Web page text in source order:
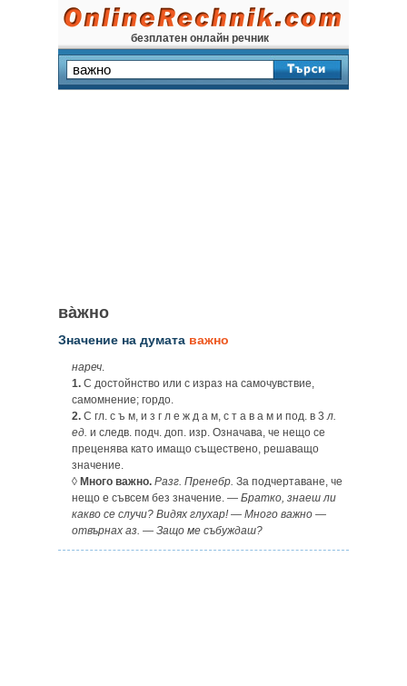
безплатен онлайн речник
ва̀жно
Значение на думата важно
нареч.
1. С достойнство или с израз на самочувствие,
самомнение; гордо.
2. С гл. с ъ м, и з г л е ж д а м, с т а в а м и под. в 3л.
ед. и следв. подч. доп. изр. Означава, че нещо се
преценява като имащо съществено, решаващо
значение.
◊ Много важно. Разг. Пренебр. За подчертаване, че
нещо е съвсем без значение. — Братко, знаеш ли
какво се случи? Видях глухар! — Много важно —
отвърнах аз. — Защо ме събуждаш?